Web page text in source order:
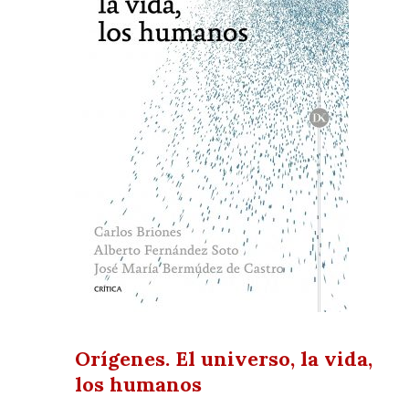
Orígenes. El universo, la vida,
los humanos